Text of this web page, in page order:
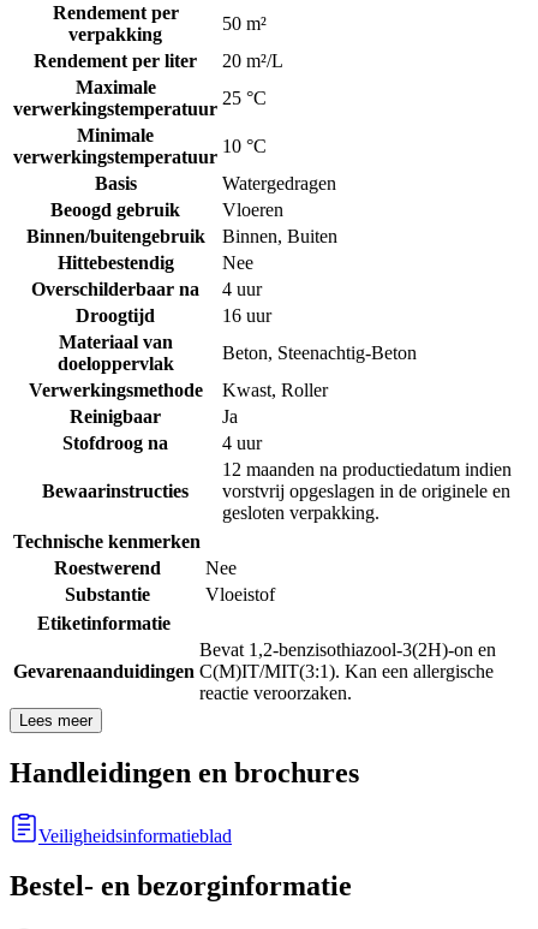
Rendement per
verpakking
50 m²
Rendement per liter
20 m²/L
Maximale
verwerkingstemperatuur
25 °C
Minimale
verwerkingstemperatuur
10 °C
Basis
Watergedragen
Beoogd gebruik
Vloeren
Binnen/buitengebruik
Binnen, Buiten
Hittebestendig
Nee
Overschilderbaar na
4 uur
Droogtijd
16 uur
Materiaal van
doeloppervlak
Beton, Steenachtig-Beton
Verwerkingsmethode
Kwast, Roller
Reinigbaar
Ja
Stofdroog na
4 uur
Bewaarinstructies
12 maanden na productiedatum indien
vorstvrij opgeslagen in de originele en
gesloten verpakking.
Technische kenmerken
Roestwerend
Nee
Substantie
Vloeistof
Etiketinformatie
Gevarenaanduidingen
Bevat 1,2-benzisothiazool-3(2H)-on en
C(M)IT/MIT(3:1). Kan een allergische
reactie veroorzaken.
Lees meer
Handleidingen en brochures
Veiligheidsinformatieblad
Bestel- en bezorginformatie